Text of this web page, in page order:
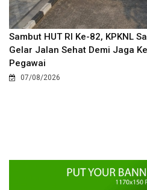
Sambut HUT RI Ke-82, KPKNL
Gelar Jalan Sehat Demi Jaga
Pegawai
07/08/2026